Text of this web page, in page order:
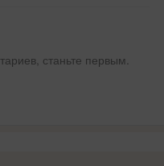
станьте первым.